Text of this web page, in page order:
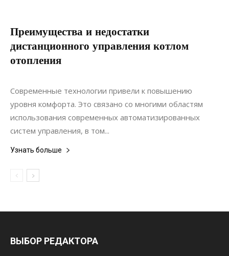
Преимущества и недостатки
дистанционного управления котлом
отопления
17.08.2022
Современные технологии привели к повышению
уровня комфорта. Это связано со многими областям
использования современных автоматизированных
систем управления, в том...
Узнать больше
ВЫБОР РЕДАКТОРА